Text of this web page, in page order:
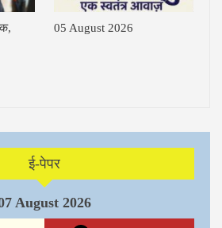
05 August 2026
ई-पेपर
August 2026